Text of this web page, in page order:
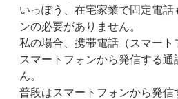
いっぽう、在宅家業で固定電
ンの必要がありません。
私の場合、携帯電話（スマート
スマートフォンから発信する
ん。
普段はスマートフォンから発